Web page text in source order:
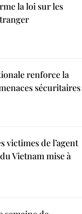
la loi sur les
renforce la
sécuritaires
victimes de l’agent
Vietnam mise à